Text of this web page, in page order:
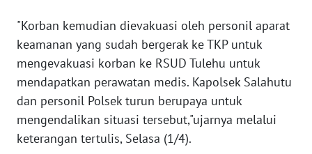
"Korban kemudian dievakuasi oleh personil aparat
keamanan yang sudah bergerak ke TKP untuk
mengevakuasi korban ke RSUD Tulehu untuk
mendapatkan perawatan medis. Kapolsek Salahutu
dan personil Polsek turun berupaya untuk
mengendalikan situasi tersebut,"ujarnya melalui
keterangan tertulis, Selasa (1/4).
SIBER
REDAKSI
KARIR
DISCLAIMER